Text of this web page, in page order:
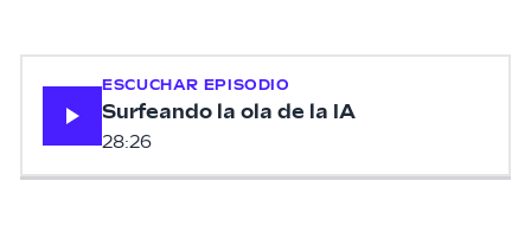
ESCUCHAR EPISODIO
Surfeando la ola de la IA
28:26